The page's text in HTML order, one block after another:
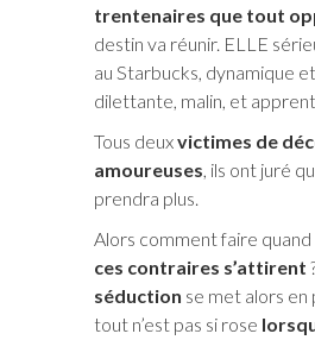
trentenaires que tout
destin va réunir. ELLE
au Starbucks, dynamique
dilettante, malin, et
Tous deuxvictimes de
amoureuses, ils ont juré
prendra plus.
Alors comment faire
ces contraires s’attirent
séduction se met alors en
tout n’est pas si rose